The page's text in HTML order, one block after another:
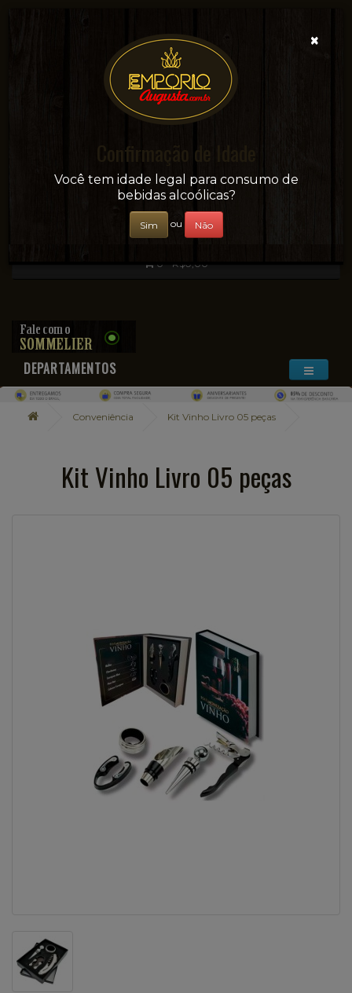
Sua conveniência e adega on-line!
0 - R$0,00
DEPARTAMENTOS
Conveniência Kit Vinho Livro 05 peças
Kit Vinho Livro 05 peças
×
Confirmação de Idade
Você tem idade legal para consumo de
bebidas alcoólicas?
Sim ou Não